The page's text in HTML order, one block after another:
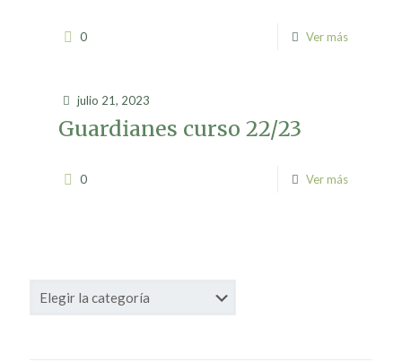
0 Ver más
julio 21, 2023
Guardianes curso 22/23
0 Ver más
Categorías